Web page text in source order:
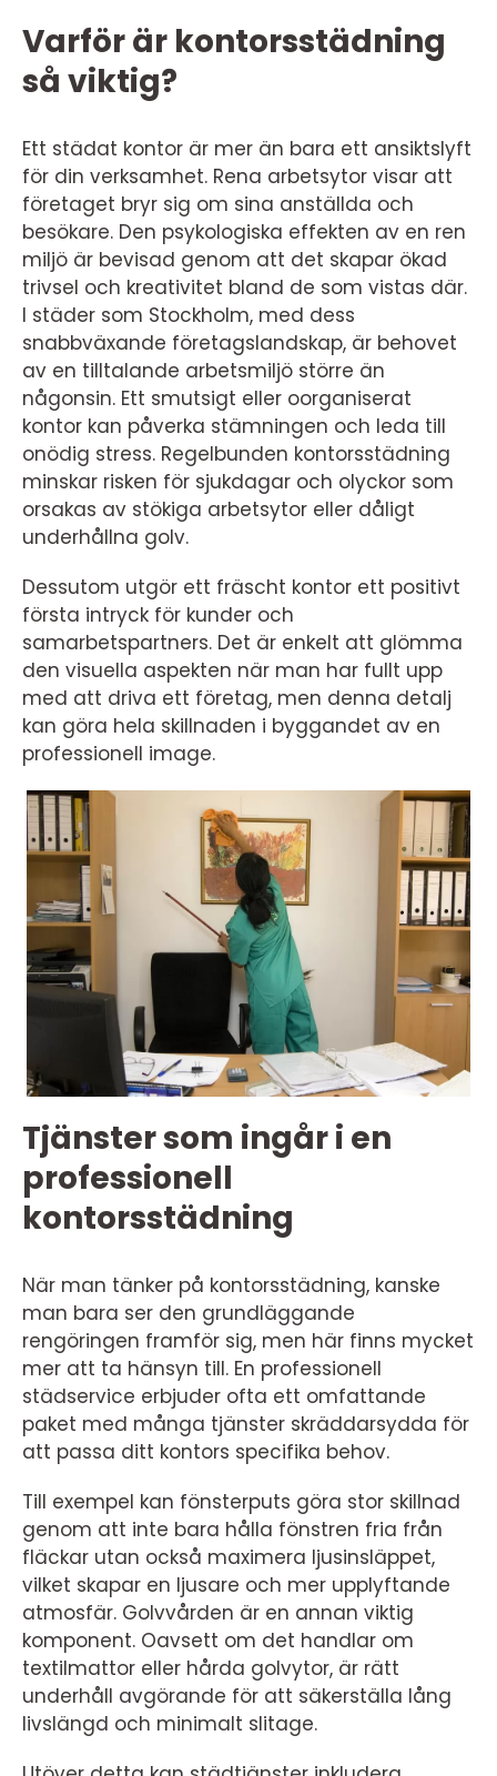
Varför är kontorsstädning
så viktig?
Ett städat kontor är mer än bara ett ansiktslyft
för din verksamhet. Rena arbetsytor visar att
företaget bryr sig om sina anställda och
besökare. Den psykologiska effekten av en ren
miljö är bevisad genom att det skapar ökad
trivsel och kreativitet bland de som vistas där.
I städer som Stockholm, med dess
snabbväxande företagslandskap, är behovet
av en tilltalande arbetsmiljö större än
någonsin. Ett smutsigt eller oorganiserat
kontor kan påverka stämningen och leda till
onödig stress. Regelbunden kontorsstädning
minskar risken för sjukdagar och olyckor som
orsakas av stökiga arbetsytor eller dåligt
underhållna golv.
Dessutom utgör ett fräscht kontor ett positivt
första intryck för kunder och
samarbetspartners. Det är enkelt att glömma
den visuella aspekten när man har fullt upp
med att driva ett företag, men denna detalj
kan göra hela skillnaden i byggandet av en
professionell image.
Tjänster som ingår i en
professionell
kontorsstädning
När man tänker på kontorsstädning, kanske
man bara ser den grundläggande
rengöringen framför sig, men här finns mycket
mer att ta hänsyn till. En professionell
städservice erbjuder ofta ett omfattande
paket med många tjänster skräddarsydda för
att passa ditt kontors specifika behov.
Till exempel kan fönsterputs göra stor skillnad
genom att inte bara hålla fönstren fria från
fläckar utan också maximera ljusinsläppet,
vilket skapar en ljusare och mer upplyftande
atmosfär. Golvvården är en annan viktig
komponent. Oavsett om det handlar om
textilmattor eller hårda golvytor, är rätt
underhåll avgörande för att säkerställa lång
livslängd och minimalt slitage.